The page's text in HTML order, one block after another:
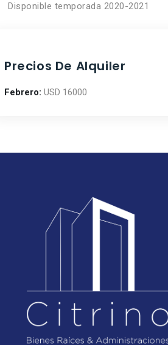
Disponible temporada 2020-2021
Precios De Alquiler
Febrero: USD 16000